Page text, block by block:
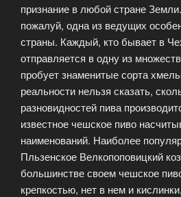
признание в любой стране
пожалуй, одна из ведущих
страны. Каждый, кто бывает в
отправляется в одну из
пробует знаменитые сорта
реальности нельзя сказать,
разновидностей пива
известное чешское пиво
наименований. Наиболее
Пльзенское Велкопоповицкий
большинстве своем чешское
крепкостью, нет в нем и